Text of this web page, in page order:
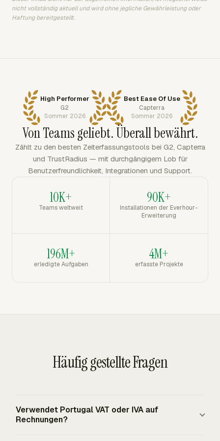
nicht vollständig aktuell und wird ohne jegliche Gewährleistung oder
Haftung bereitgestellt.
High Performer
G2
Sommer 2026
Best Ease Of Use
Capterra
Sommer 2026
Von Teams geliebt. Überall bewährt.
Zählt zu den besten Zeiterfassungstools bei G2, Capterra
und TrustRadius — mit durchgängigem Lob für
Benutzerfreundlichkeit, Integrationen und Support.
10K+
Teams weltweit
90K+
Installationen der Everhour-
Erweiterung
196M+
erledigte Aufgaben
4M+
erfasste Projekte
Häufig gestellte Fragen
Verwendet Portugal VAT oder IVA auf
Rechnungen?